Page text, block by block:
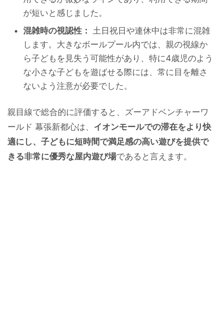
が短いと感じました。
混雑時の視認性： 土日祝日や連休中は非常に混雑
します。大きなボールプール内では、親の視線か
ら子どもを見失う可能性があり、特に4歳児のよう
な小さな子どもを遊ばせる際には、常に目を離さ
ないよう注意が必要でした。
親目線で総合的に評価すると、ズーアドベンチャーワ
ールド 幕張新都心は、 イオンモールでの滞在をより快
適にし、子どもに短時間で満足感の高い遊びを提供で
きる非常に優秀な屋内遊び場であると言えます。